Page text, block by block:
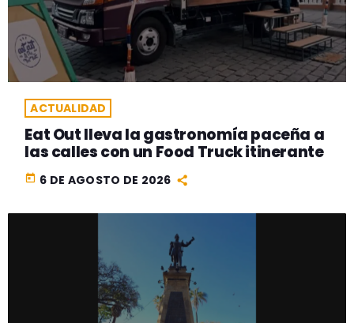
ACTUALIDAD
Eat Out lleva la gastronomía paceña a
las calles con un Food Truck itinerante
today 6 DE AGOSTO DE 2026